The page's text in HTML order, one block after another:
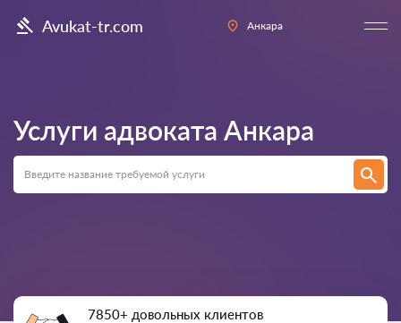
Avukat-tr.com Анкара
Услуги адвоката Анкара
7850+ довольных клиентов